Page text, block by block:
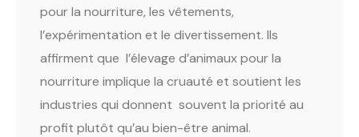
pour la nourriture, les vêtements,
l’expérimentation et le divertissement. Ils
affirment que l’élevage d’animaux pour la
nourriture implique la cruauté et soutient les
industries qui donnent souvent la priorité au
profit plutôt qu’au bien-être animal.